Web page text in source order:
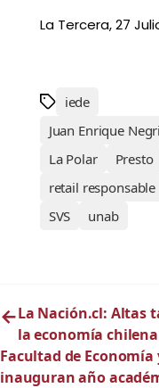
La Tercera, 27
iede
Juan Enrique Negri
La Polar
Presto
retail responsable
SVS
unab
←La Nación.cl: Altas
la economía chilena
Facultad de Economía
inauguran año